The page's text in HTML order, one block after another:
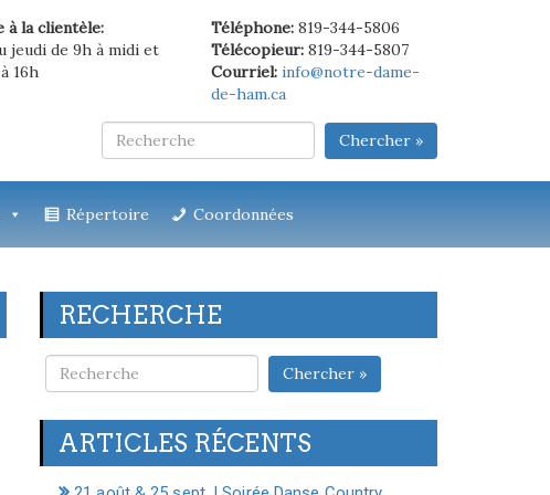
à la clientèle:
jeudi de 9h à midi et
16h
Téléphone:819-344-5806
Télécopieur:819-344-5807
Courriel: info@notre-dame-
de-ham.ca
Chercher »
Répertoire Coordonnées
RECHERCHE
Chercher »
ARTICLES RÉCENTS